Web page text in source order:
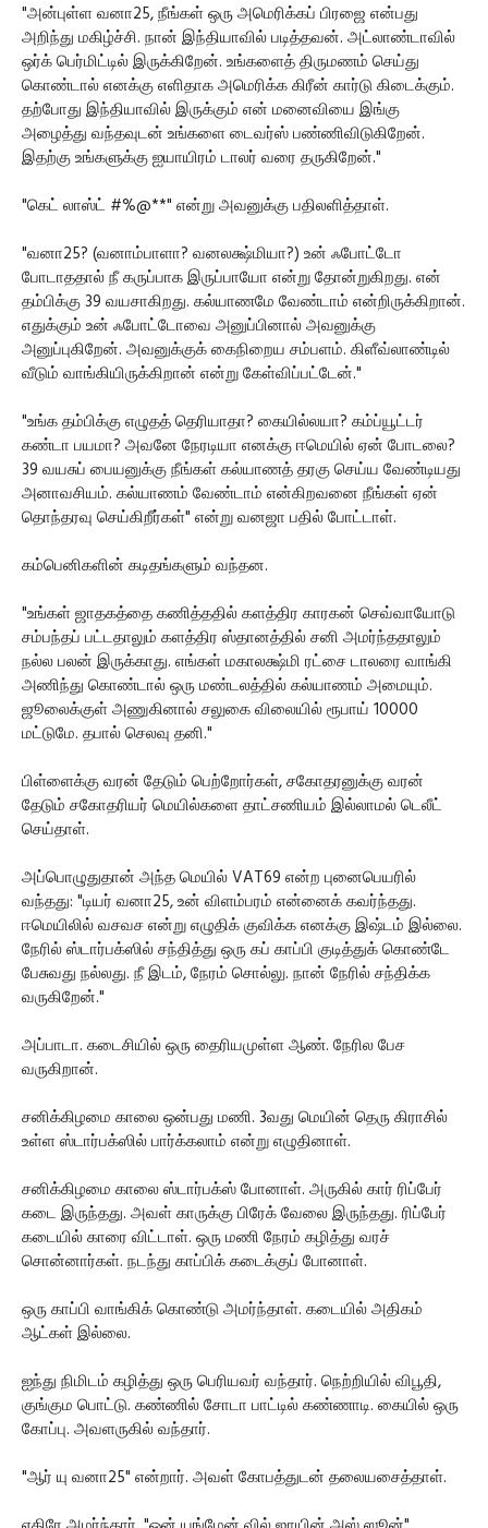
"அன்புள்ள வனா25, நீங்கள் ஒரு அமெரிக்கப் பிரஜை என்பது
அறிந்து மகிழ்ச்சி. நான் இந்தியாவில் படித்தவன். அட்லாண்டாவில்
ஒர்க் பெர்மிட்டில் இருக்கிறேன். உங்களைத் திருமணம் செய்து
கொண்டால் எனக்கு எளிதாக அமெரிக்க கிரீன் கார்டு கிடைக்கும்.
தற்போது இந்தியாவில் இருக்கும் என் மனைவியை இங்கு
அழைத்து வந்தவுடன் உங்களை டைவர்ஸ் பண்ணிவிடுகிறேன்.
இதற்கு உங்களுக்கு ஐயாயிரம் டாலர் வரை தருகிறேன்."
"கெட் லாஸ்ட் #%@**" என்று அவனுக்கு பதிலளித்தாள்.
"வனா25? (வனாம்பாளா? வனலக்ஷ்மியா?) உன் ஃபோட்டோ
போடாததால் நீ கருப்பாக இருப்பாயோ என்று தோன்றுகிறது. என்
தம்பிக்கு 39 வயசாகிறது. கல்யாணமே வேண்டாம் என்றிருக்கிறான்.
எதுக்கும் உன் ஃபோட்டோவை அனுப்பினால் அவனுக்கு
அனுப்புகிறேன். அவனுக்குக் கைநிறைய சம்பளம். கிளீவ்லாண்டில்
வீடும் வாங்கியிருக்கிறான் என்று கேள்விப்பட்டேன்."
"உங்க தம்பிக்கு எழுதத் தெரியாதா? கையில்லயா? கம்ப்யூட்டர்
கண்டா பயமா? அவனே நேரடியா எனக்கு ஈமெயில் ஏன் போடலை?
39 வயசுப் பையனுக்கு நீங்கள் கல்யாணத் தரகு செய்ய வேண்டியது
அனாவசியம். கல்யாணம் வேண்டாம் என்கிறவனை நீங்கள் ஏன்
தொந்தரவு செய்கிறீர்கள்" என்று வனஜா பதில் போட்டாள்.
கம்பெனிகளின் கடிதங்களும் வந்தன.
"உங்கள் ஜாதகத்தை கணித்ததில் களத்திர காரகன் செவ்வாயோடு
சம்பந்தப் பட்டதாலும் களத்திர ஸ்தானத்தில் சனி அமர்ந்ததாலும்
நல்ல பலன் இருக்காது. எங்கள் மகாலக்ஷ்மி ரட்சை டாலரை வாங்கி
அணிந்து கொண்டால் ஒரு மண்டலத்தில் கல்யாணம் அமையும்.
ஜூலைக்குள் அணுகினால் சலுகை விலையில் ரூபாய் 10000
மட்டுமே. தபால் செலவு தனி."
பிள்ளைக்கு வரன் தேடும் பெற்றோர்கள், சகோதரனுக்கு வரன்
தேடும் சகோதரியர் மெயில்களை தாட்சணியம் இல்லாமல் டெலீட்
செய்தாள்.
அப்பொழுதுதான் அந்த மெயில் VAT69 என்ற புனைபெயரில்
வந்தது: "டியர் வனா25, உன் விளம்பரம் என்னைக் கவர்ந்தது.
ஈமெயிலில் வசவச என்று எழுதிக் குவிக்க எனக்கு இஷ்டம் இல்லை.
நேரில் ஸ்டார்பக்ஸில் சந்தித்து ஒரு கப் காப்பி குடித்துக் கொண்டே
பேசுவது நல்லது. நீ இடம், நேரம் சொல்லு. நான் நேரில் சந்திக்க
வருகிறேன்."
அப்பாடா. கடைசியில் ஒரு தைரியமுள்ள ஆண். நேரில பேச
வருகிறான்.
சனிக்கிழமை காலை ஒன்பது மணி. 3வது மெயின் தெரு கிராசில்
உள்ள ஸ்டார்பக்ஸில் பார்க்கலாம் என்று எழுதினாள்.
சனிக்கிழமை காலை ஸ்டார்பக்ஸ் போனாள். அருகில் கார் ரிப்பேர்
கடை இருந்தது. அவள் காருக்கு பிரேக் வேலை இருந்தது. ரிப்பேர்
கடையில் காரை விட்டாள். ஒரு மணி நேரம் கழித்து வரச்
சொன்னார்கள். நடந்து காப்பிக் கடைக்குப் போனாள்.
ஒரு காப்பி வாங்கிக் கொண்டு அமர்ந்தாள். கடையில் அதிகம்
ஆட்கள் இல்லை.
ஐந்து நிமிடம் கழித்து ஒரு பெரியவர் வந்தார். நெற்றியில் விபூதி,
குங்கும பொட்டு. கண்ணில் சோடா பாட்டில் கண்ணாடி. கையில் ஒரு
கோப்பு. அவளருகில் வந்தார்.
"ஆர் யு வனா25" என்றார். அவள் கோபத்துடன் தலையசைத்தாள்.